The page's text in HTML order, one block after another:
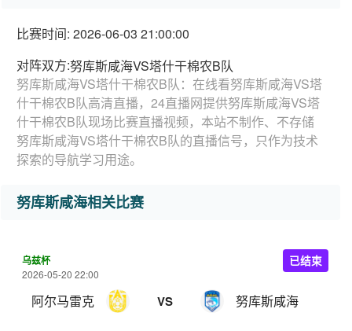
比赛时间: 2026-06-03 21:00:00
对阵双方:努库斯咸海VS塔什干棉农B队
努库斯咸海VS塔什干棉农B队：在线看努库斯咸海VS塔
什干棉农B队高清直播，24直播网提供努库斯咸海VS塔
什干棉农B队现场比赛直播视频，本站不制作、不存储
努库斯咸海VS塔什干棉农B队的直播信号，只作为技术
探索的导航学习用途。
努库斯咸海相关比赛
乌兹杯
2026-05-20 22:00
阿尔马雷克 VS 努库斯咸海
已结束